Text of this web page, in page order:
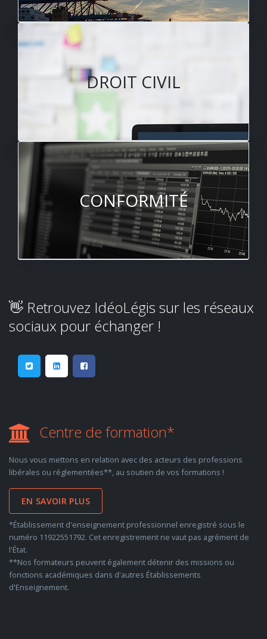
DROIT CIVIL
CONFORMITÉ
👋 Retrouvez IdéoLégis sur les réseaux
sociaux pour échanger !
Centre de formation*
Nous vous mettons en relation avec des acteurs des professions
libérales ou réglementées**, au soutien de vos formations !
EN SAVOIR PLUS
*Établissement d'enseignement professionnel enregistré sous le
numéro 11922551792. Cet enregistrement ne vaut pas agrément de
l'État.
**Nos formateurs peuvent également détenir des missions ou
fonctions académiques dans d'autres Établissements
d'Enseignement.